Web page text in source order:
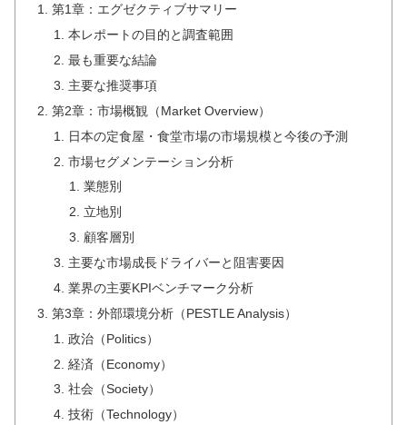
第1章：エグゼクティブサマリー
本レポートの目的と調査範囲
最も重要な結論
主要な推奨事項
第2章：市場概観（Market Overview）
日本の定食屋・食堂市場の市場規模と今後の予測
市場セグメンテーション分析
業態別
立地別
顧客層別
主要な市場成長ドライバーと阻害要因
業界の主要KPIベンチマーク分析
第3章：外部環境分析（PESTLE Analysis）
政治（Politics）
経済（Economy）
社会（Society）
技術（Technology）